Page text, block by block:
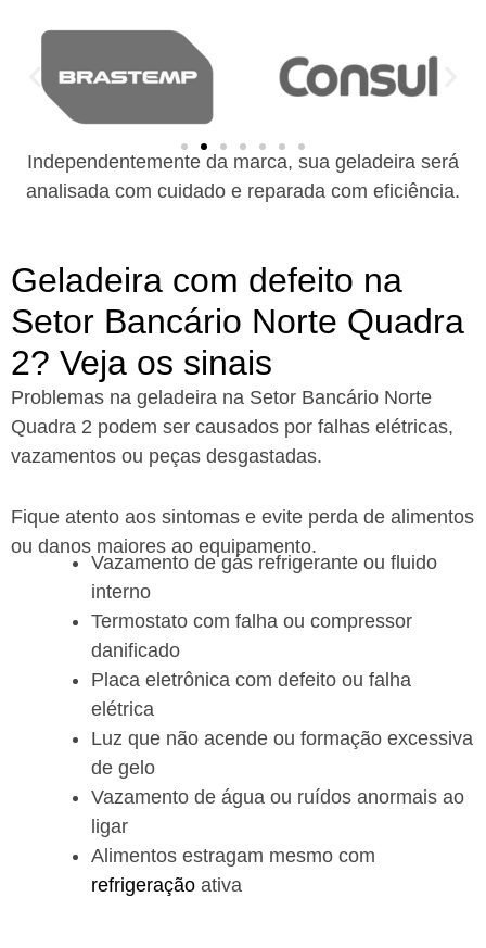
Independentemente da marca, sua geladeira será
analisada com cuidado e reparada com eficiência.
Geladeira com defeito na
Setor Bancário Norte Quadra
2? Veja os sinais
Problemas na geladeira na Setor Bancário Norte
Quadra 2 podem ser causados por falhas elétricas,
vazamentos ou peças desgastadas.
Fique atento aos sintomas e evite perda de alimentos
ou danos maiores ao equipamento.
Vazamento de gás refrigerante ou fluido
interno
Termostato com falha ou compressor
danificado
Placa eletrônica com defeito ou falha
elétrica
Luz que não acende ou formação excessiva
de gelo
Vazamento de água ou ruídos anormais ao
ligar
Alimentos estragam mesmo com
refrigeração ativa